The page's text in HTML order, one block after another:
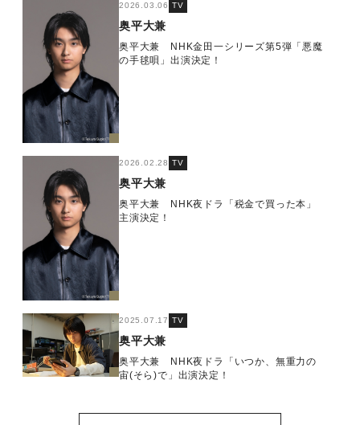
2026.03.06 TV
奥平大兼
奥平大兼 NHK金田一シリーズ第5弾「悪魔
の手毬唄」出演決定！
2026.02.28 TV
奥平大兼
奥平大兼 NHK夜ドラ「税金で買った本」
主演決定！
2025.07.17 TV
奥平大兼
奥平大兼 NHK夜ドラ「いつか、無重力の
宙(そら)で」出演決定！